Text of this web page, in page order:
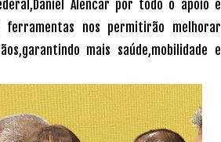
Alencar por todo o apoio e
ferramentas nos permitirão melhorar
mais saúde,mobilidade e